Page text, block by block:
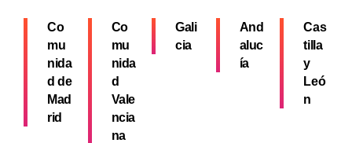
Co
mu
nida
d de
Mad
rid
Co
mu
nida
d
Vale
ncia
na
Gali
cia
And
aluc
ía
Cas
tilla
y
Leó
n